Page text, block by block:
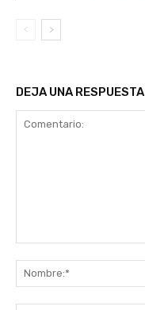
DEJA UNA RESPUESTA